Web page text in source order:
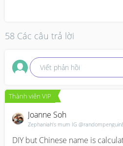
58 Các câu trả lời
Viết phản hồi
Thành viên VIP
Joanne Soh
Zephaniah’s mum IG
DIY but Chinese name is